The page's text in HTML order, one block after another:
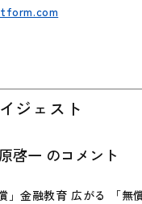
ジェスト
啓一 のコメント
」金融教育 広がる 「無